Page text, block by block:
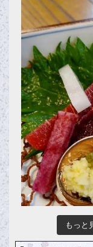
もっと